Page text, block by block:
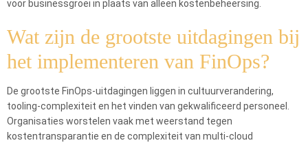
voor businessgroei in plaats van alleen kostenbeheersing.
Wat zijn de grootste uitdagingen bij
het implementeren van FinOps?
De grootste FinOps-uitdagingen liggen in cultuurverandering,
tooling-complexiteit en het vinden van gekwalificeerd personeel.
Organisaties worstelen vaak met weerstand tegen
kostentransparantie en de complexiteit van multi-cloud